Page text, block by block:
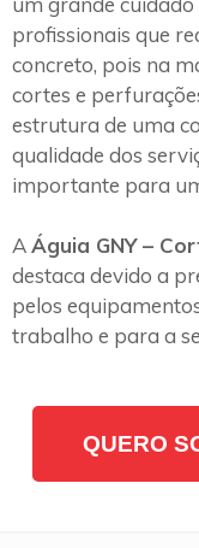
profissionais que
concreto, pois na
cortes e
estrutura de uma
qualidade dos
importante para
AÁguia GNY –
destaca devido a
pelos
trabalho e para a
QUERO